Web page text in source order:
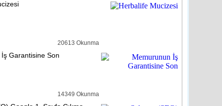
20613 Okunma
Garantisine Son
14349 Okunma